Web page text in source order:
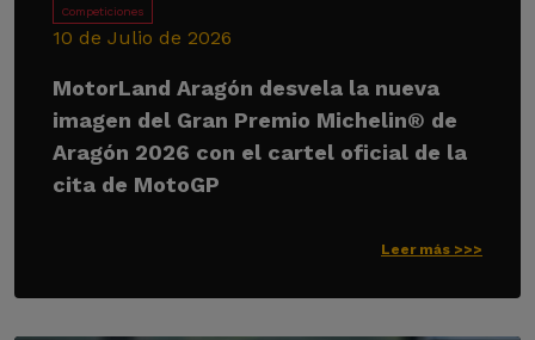
Competiciones
10 de Julio de 2026
MotorLand Aragón desvela la nueva
imagen del Gran Premio Michelin® de
Aragón 2026 con el cartel oficial de la
cita de MotoGP
Leer más >>>